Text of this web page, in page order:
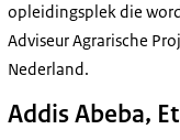
opleidingsplek die
Adviseur Agrarische
Nederland.
Addis Abeba,